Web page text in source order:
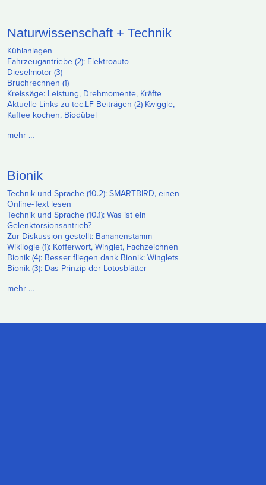
Naturwissenschaft + Technik
Kühlanlagen
Fahrzeugantriebe (2): Elektroauto
Dieselmotor (3)
Bruchrechnen (1)
Kreissäge: Leistung, Drehmomente, Kräfte
Aktuelle Links zu tec.LF-Beiträgen (2) Kwiggle,
Kaffee kochen, Biodübel
mehr …
Bionik
Technik und Sprache (10.2): SMARTBIRD, einen
Online-Text lesen
Technik und Sprache (10.1): Was ist ein
Gelenktorsionsantrieb?
Zur Diskussion gestellt: Bananenstamm
Wikilogie (1): Kofferwort, Winglet, Fachzeichnen
Bionik (4): Besser fliegen dank Bionik: Winglets
Bionik (3): Das Prinzip der Lotosblätter
mehr …